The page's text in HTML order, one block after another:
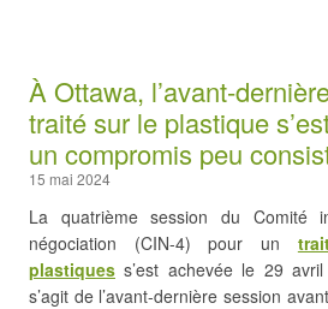
À Ottawa, l’avant-
traité sur le plastique
un compromis peu
15 mai 2024
La quatrième session du Comité
négociation (CIN-4) pour un
plastiques s’est achevée le 29
s’agit de l’avant-dernière session